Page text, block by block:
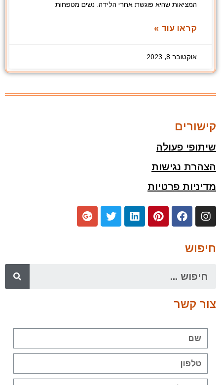
המציאות שהיא פוגשת אחרי הלידה. נשים מטפחות
קראו עוד »
אוקטובר 8, 2023
קישורים
שיתופי פעולה
הצהרת נגישות
מדיניות פרטיות
חיפוש
צור קשר